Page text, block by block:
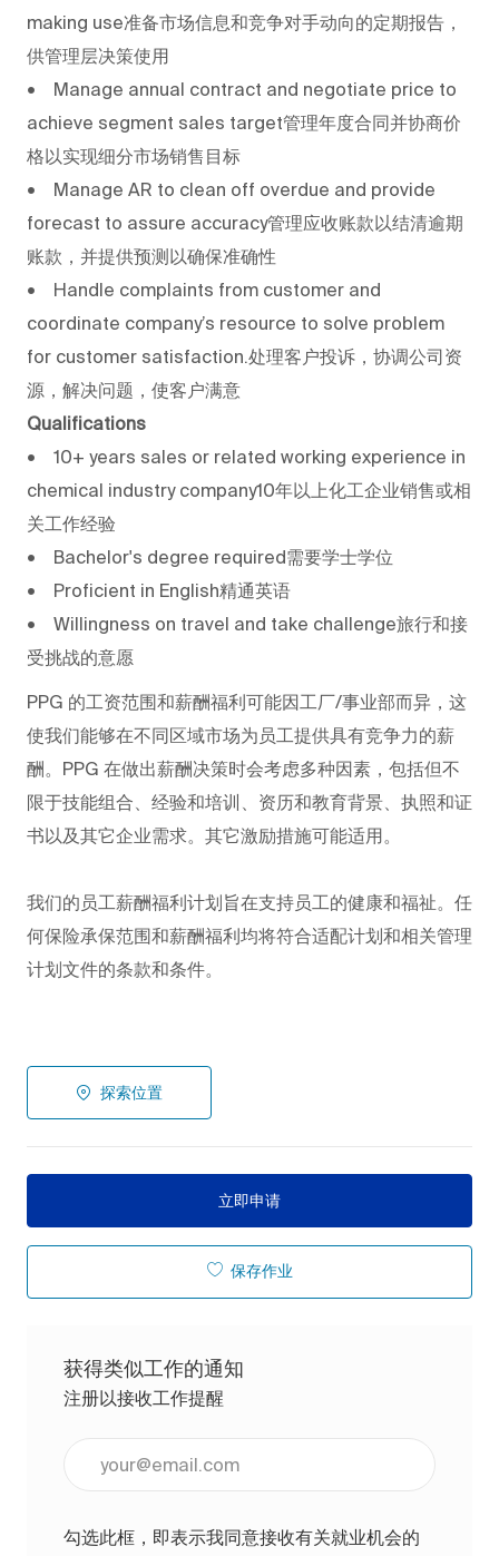
making use准备市场信息和竞争对手动向的定期报告，
供管理层决策使用
• Manage annual contract and negotiate price to
achieve segment sales target管理年度合同并协商价
格以实现细分市场销售目标
• Manage AR to clean off overdue and provide
forecast to assure accuracy管理应收账款以结清逾期
账款，并提供预测以确保准确性
• Handle complaints from customer and
coordinate company’s resource to solve problem
for customer satisfaction.处理客户投诉，协调公司资
源，解决问题，使客户满意
Qualifications
• 10+ years sales or related working experience in
chemical industry company10年以上化工企业销售或相
关工作经验
• Bachelor's degree required需要学士学位
• Proficient in English精通英语
• Willingness on travel and take challenge旅行和接
受挑战的意愿
PPG 的工资范围和薪酬福利可能因工厂/事业部而异，这
使我们能够在不同区域市场为员工提供具有竞争力的薪
酬。PPG 在做出薪酬决策时会考虑多种因素，包括但不
限于技能组合、经验和培训、资历和教育背景、执照和证
书以及其它企业需求。其它激励措施可能适用。
我们的员工薪酬福利计划旨在支持员工的健康和福祉。任
何保险承保范围和薪酬福利均将符合适配计划和相关管理
计划文件的条款和条件。
探索位置
立即申请
保存作业
获得类似工作的通知
注册以接收工作提醒
勾选此框，即表示我同意接收有关就业机会的